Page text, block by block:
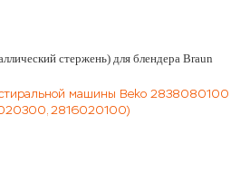
стержень) для блендера Braun